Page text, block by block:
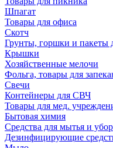
Шпагат
Товары для офиса
Скотч
Грунты, горшки и пакеты
Крышки
Хозяйственные мелочи
Фольга, товары для
Свечи
Контейнеры для СВЧ
Товары для мед.
Бытовая химия
Средства для мытья и
Дезинфицирующие